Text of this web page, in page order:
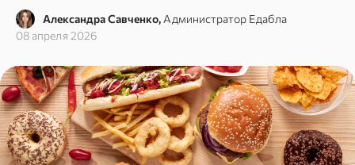
Александра Савченко, Администратор Едабла
08 апреля 2026